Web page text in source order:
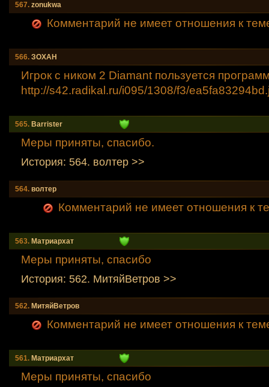
567. zonukwa
Комментарий не имеет отношения к
566. ЗОXАН
Игрок с ником 2 Diamant пользуется
http://s42.radikal.ru/i095/1308/f3/ea5fa83294b
565. Barrister
Меры приняты, спасибо.
История: 564. волтер >>
564. волтер
Комментарий не имеет отношения к
563. Mатриархат
Меры приняты, спасибо
История: 562. МитяйВетров >>
562. МитяйВетров
Комментарий не имеет отношения к
561. Mатриархат
Меры приняты, спасибо